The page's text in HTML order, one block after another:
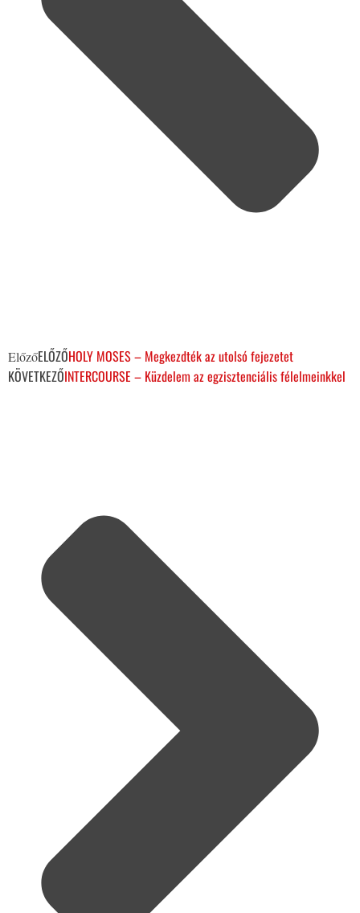
ElőzőELŐZŐHOLY MOSES – Megkezdték az utolsó fejezetet
KÖVETKEZŐINTERCOURSE – Küzdelem az egzisztenciális félelmeinkkel